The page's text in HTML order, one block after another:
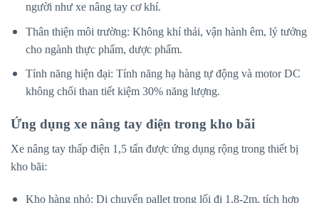
người như xe nâng tay cơ khí.
Thân thiện môi trường: Không khí thải, vận hành êm, lý tưởng
cho ngành thực phẩm, dược phẩm.
Tính năng hiện đại: Tính năng hạ hàng tự động và motor DC
không chổi than tiết kiệm 30% năng lượng.
Ứng dụng xe nâng tay điện trong kho bãi
Xe nâng tay thấp điện 1,5 tấn được ứng dụng rộng trong thiết bị
kho bãi:
Kho hàng nhỏ: Di chuyển pallet trong lối đi 1,8-2m, tích hợp